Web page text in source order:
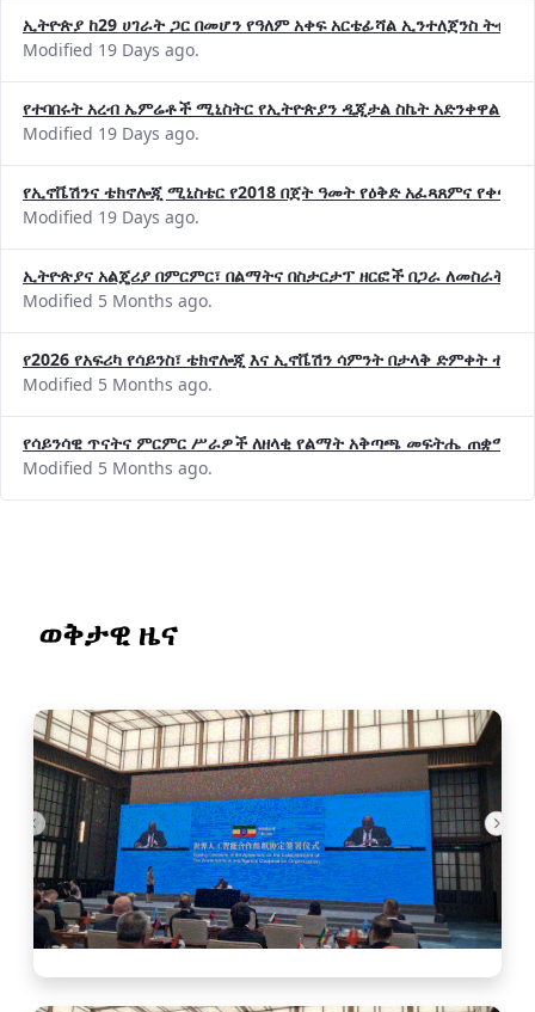
Modified 19 Days ago.
የተባበሩት አረብ ኤምሬቶች ሚኒስትር የኢትዮጵያን ዲጂታል ስኬት አድንቀዋል
Modified 19 Days ago.
የኢኖቬሽንና ቴክኖሎጂ ሚኒስቴር የ2018 በጀት ዓመት የዕቅድ አፈጻጸምና
Modified 19 Days ago.
ኢትዮጵያና አልጄሪያ በምርምር፣ በልማትና በስታርታፕ ዘርፎች በጋራ ለመስራት
Modified 5 Months ago.
የ2026 የአፍሪካ የሳይንስ፣ ቴክኖሎጂ እና ኢኖቬሽን ሳምንት በታላቅ ድምቀት
Modified 5 Months ago.
የሳይንሳዊ ጥናትና ምርምር ሥራዎች ለዘላቂ የልማት አቅጣጫ መፍትሔ ጠቋሚ
Modified 5 Months ago.